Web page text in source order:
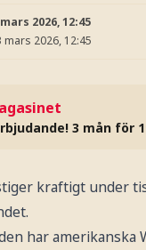
2026, 12:45
mars 2026, 12:45
3 mån för
kraftigt under
har